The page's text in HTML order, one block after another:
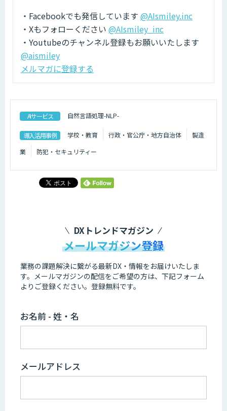
・Facebookでも発信しています @AIsmiley.inc
・Xもフォローください @AIsmiley_inc
・Youtubeのチャンネル登録もお願いいたします
@aismiley
メルマガに登録する
AIサービス 自然言語処理-NLP-
導入活用事例 学校・教育 行政・官公庁・地方自治体
製造
業
防犯・セキュリティー
DXトレンドマガジン
メールマガジン登録
業務の課題解決に繋がる最新DX・情報をお届けいたしま
す。 メールマガジンの配信をご希望の方は、下記フォーム
よりご登録ください。登録無料です。
お名前 - 姓・名
メールアドレス